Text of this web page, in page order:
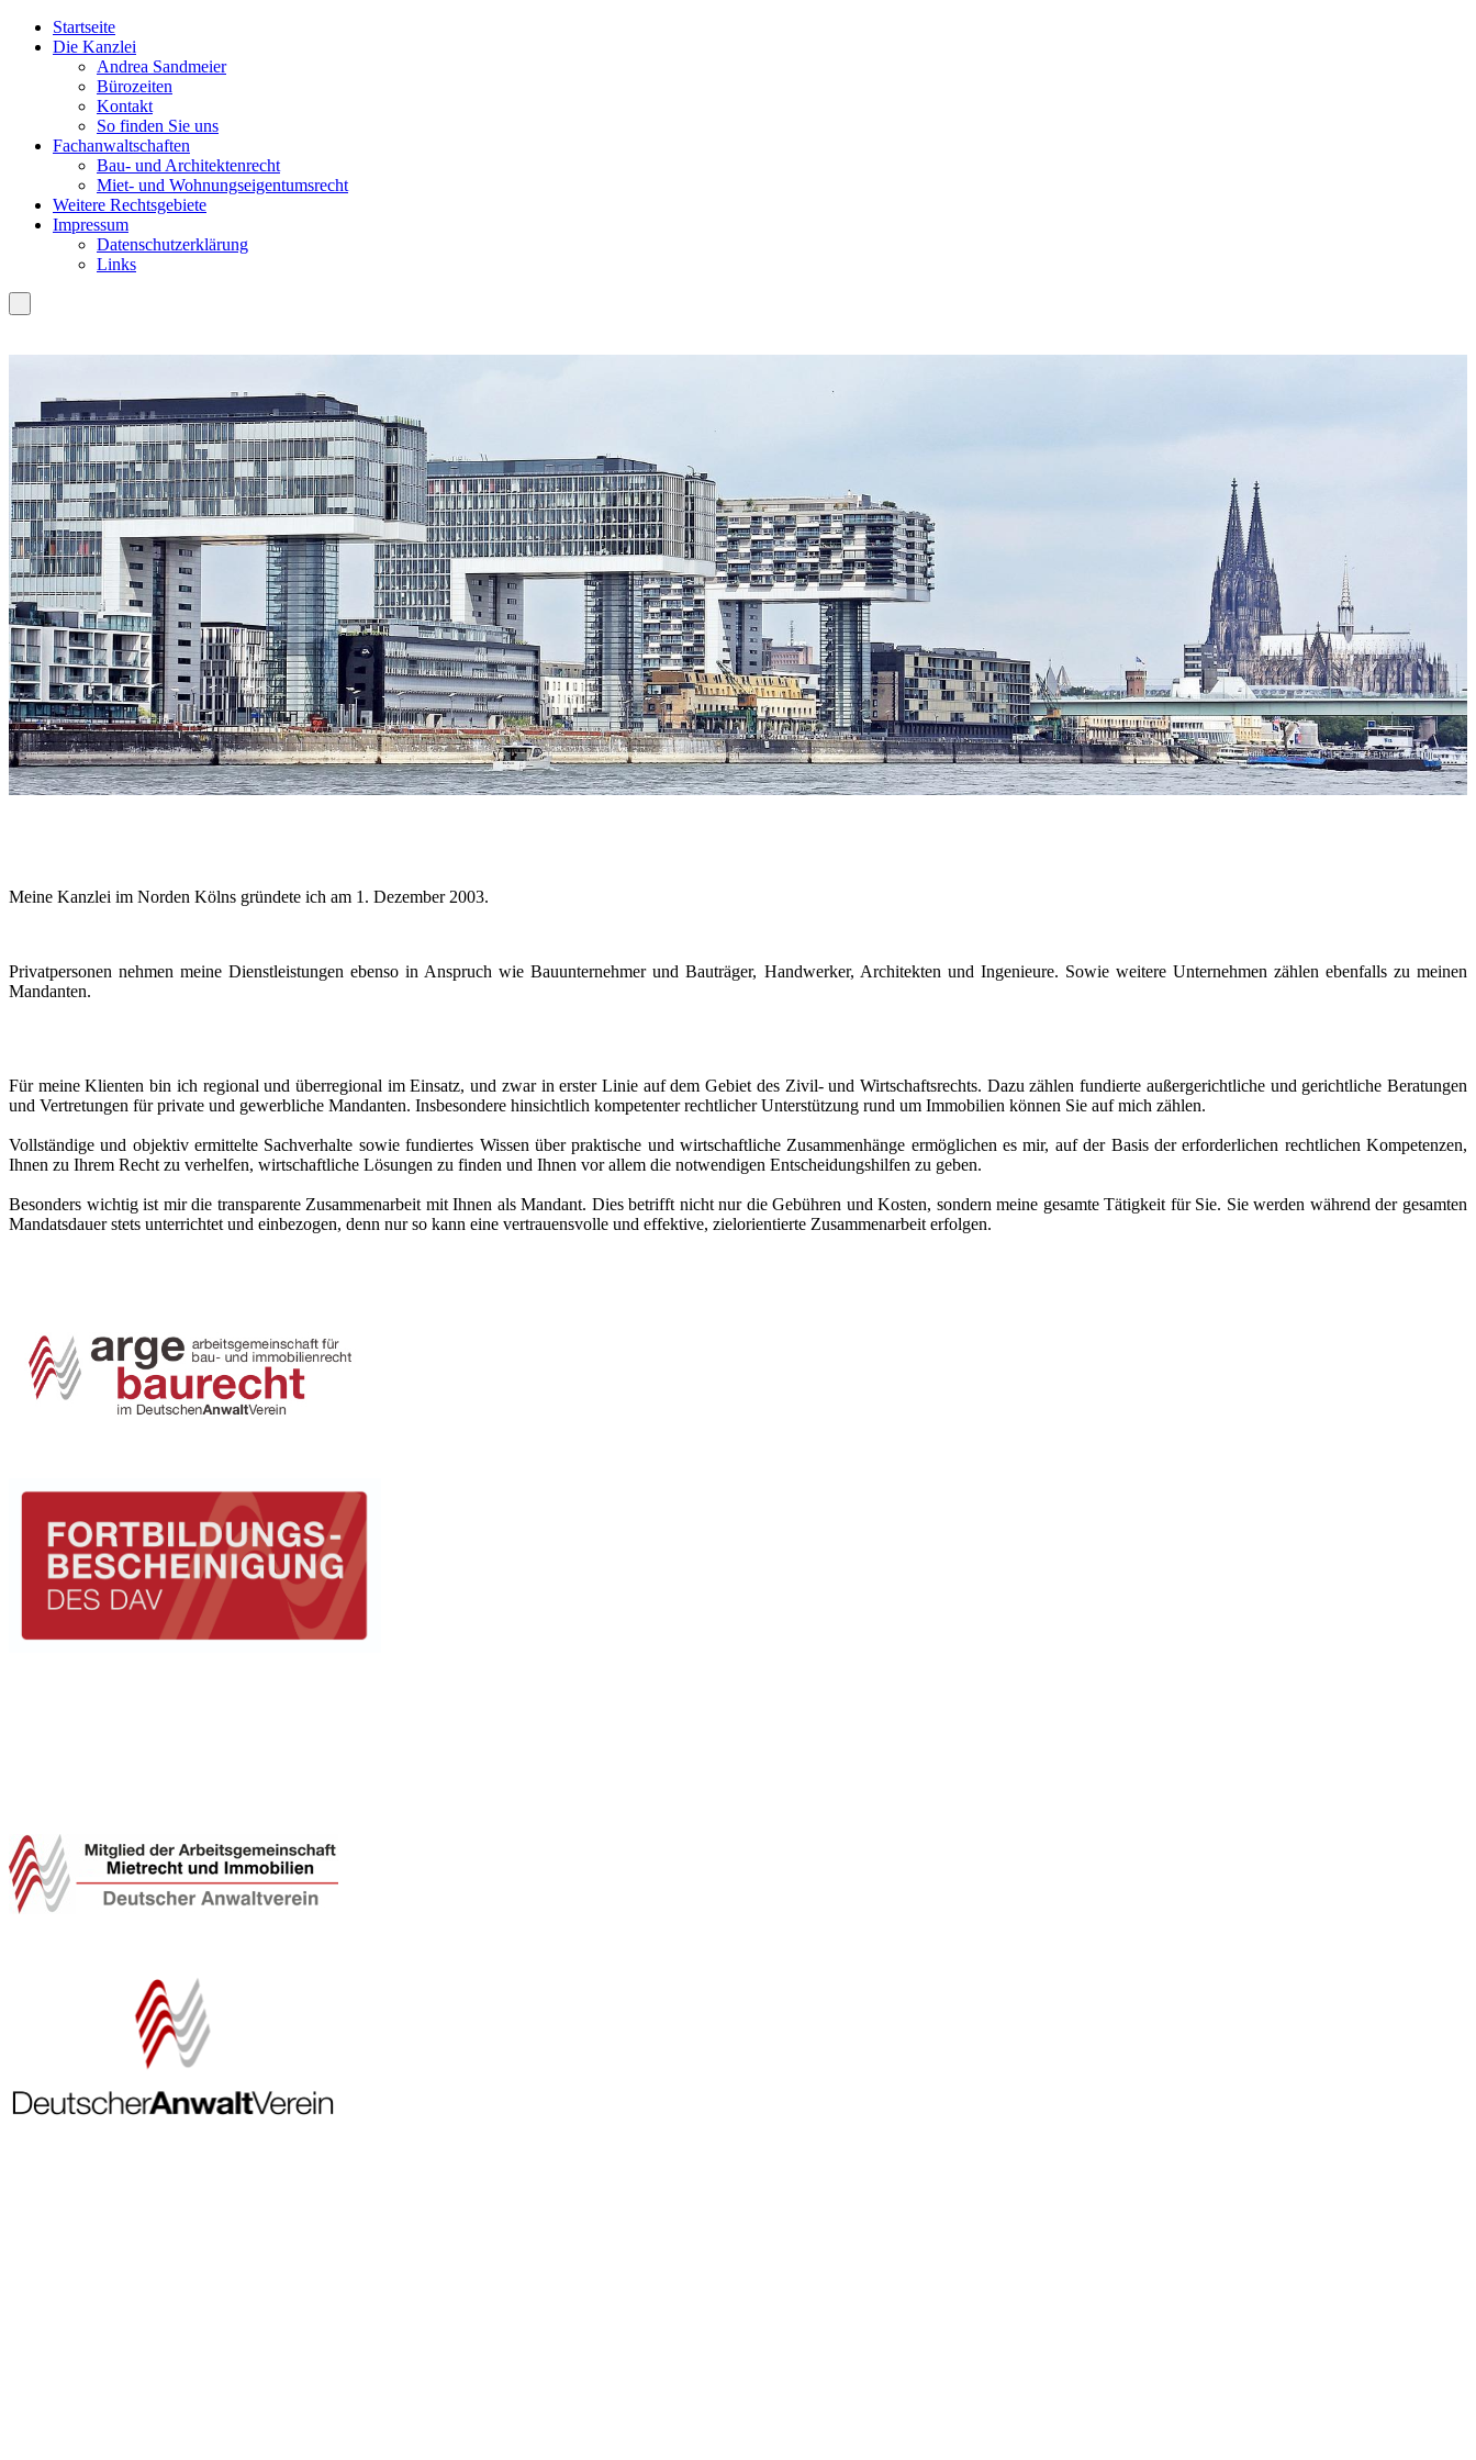
Startseite
Die Kanzlei
Andrea Sandmeier
Bürozeiten
Kontakt
So finden Sie uns
Fachanwaltschaften
Bau- und Architektenrecht
Miet- und Wohnungseigentumsrecht
Weitere Rechtsgebiete
Impressum
Datenschutzerklärung
Links
Meine Kanzlei im Norden Kölns gründete ich am 1. Dezember 2003.
Privatpersonen nehmen meine Dienstleistungen ebenso in Anspruch wie Bauunternehmer und Bauträger, Handwerker, Architekten und Ingenieure. Sowie weitere Unternehmen zählen ebenfalls zu meinen
Mandanten.
Für meine Klienten bin ich regional und überregional im Einsatz, und zwar in erster Linie auf dem Gebiet des Zivil- und Wirtschaftsrechts. Dazu zählen fundierte außergerichtliche und gerichtliche Beratungen
und Vertretungen für private und gewerbliche Mandanten. Insbesondere hinsichtlich kompetenter rechtlicher Unterstützung rund um Immobilien können Sie auf mich zählen.
Vollständige und objektiv ermittelte Sachverhalte sowie fundiertes Wissen über praktische und wirtschaftliche Zusammenhänge ermöglichen es mir, auf der Basis der erforderlichen rechtlichen Kompetenzen,
Ihnen zu Ihrem Recht zu verhelfen, wirtschaftliche Lösungen zu finden und Ihnen vor allem die notwendigen Entscheidungshilfen zu geben.
Besonders wichtig ist mir die transparente Zusammenarbeit mit Ihnen als Mandant. Dies betrifft nicht nur die Gebühren und Kosten, sondern meine gesamte Tätigkeit für Sie. Sie werden während der gesamten
Mandatsdauer stets unterrichtet und einbezogen, denn nur so kann eine vertrauensvolle und effektive, zielorientierte Zusammenarbeit erfolgen.